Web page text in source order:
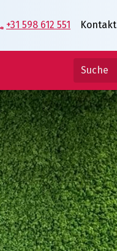
+31 598 612 551 Kontakt